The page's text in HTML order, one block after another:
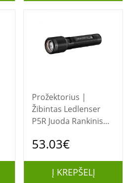
Prožektorius |
Žibintas Ledlenser
P5R Juoda Rankinis
53.03€
Į KREPŠELĮ